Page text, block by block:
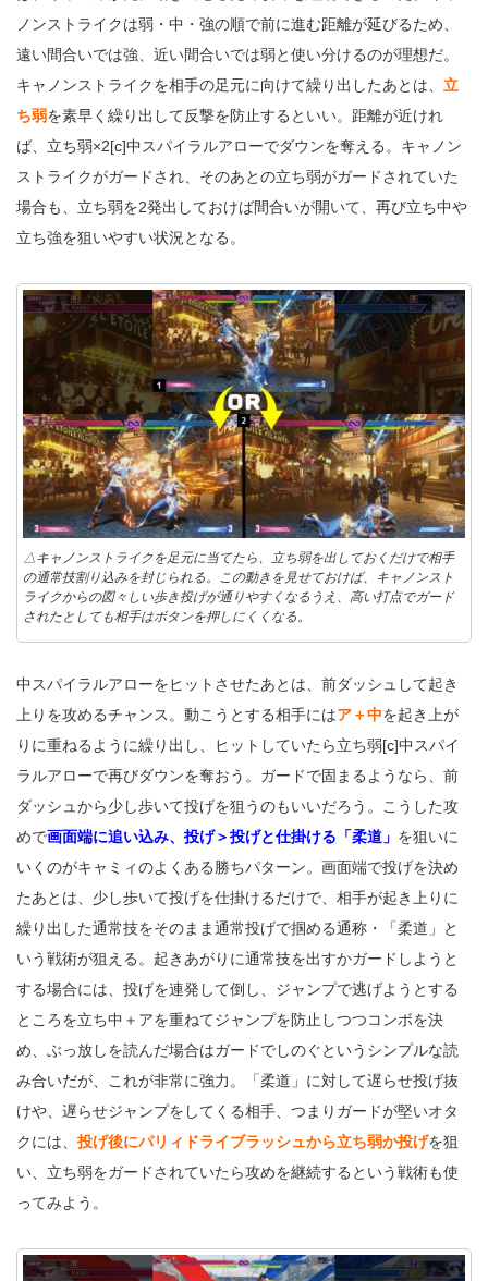
ノンストライクは弱・中・強の順で前に進む距離が延びるため、
遠い間合いでは強、近い間合いでは弱と使い分けるのが理想だ。
キャノンストライクを相手の足元に向けて繰り出したあとは、 立
ち弱を素早く繰り出して反撃を防止するといい。距離が近けれ
ば、立ち弱×2[c]中スパイラルアローでダウンを奪える。キャノン
ストライクがガードされ、そのあとの立ち弱がガードされていた
場合も、立ち弱を2発出しておけば間合いが開いて、再び立ち中や
立ち強を狙いやすい状況となる。
△キャノンストライクを足元に当てたら、立ち弱を出しておくだけで相手
の通常技割り込みを封じられる。この動きを見せておけば、キャノンスト
ライクからの図々しい歩き投げが通りやすくなるうえ、高い打点でガード
されたとしても相手はボタンを押しにくくなる。
中スパイラルアローをヒットさせたあとは、前ダッシュして起き
上りを攻めるチャンス。動こうとする相手にはア＋中を起き上が
りに重ねるように繰り出し、ヒットしていたら立ち弱[c]中スパイ
ラルアローで再びダウンを奪おう。ガードで固まるようなら、前
ダッシュから少し歩いて投げを狙うのもいいだろう。こうした攻
めで画面端に追い込み、投げ＞投げと仕掛ける「柔道」 を狙いに
いくのがキャミィのよくある勝ちパターン。画面端で投げを決め
たあとは、少し歩いて投げを仕掛けるだけで、相手が起き上りに
繰り出した通常技をそのまま通常投げで掴める通称・「柔道」と
いう戦術が狙える。起きあがりに通常技を出すかガードしようと
する場合には、投げを連発して倒し、ジャンプで逃げようとする
ところを立ち中＋アを重ねてジャンプを防止しつつコンボを決
め、ぶっ放しを読んだ場合はガードでしのぐというシンプルな読
み合いだが、これが非常に強力。「柔道」に対して遅らせ投げ抜
けや、遅らせジャンプをしてくる相手、つまりガードが堅いオタ
クには、 投げ後にパリィドライブラッシュから立ち弱か投げを狙
い、立ち弱をガードされていたら攻めを継続するという戦術も使
ってみよう。